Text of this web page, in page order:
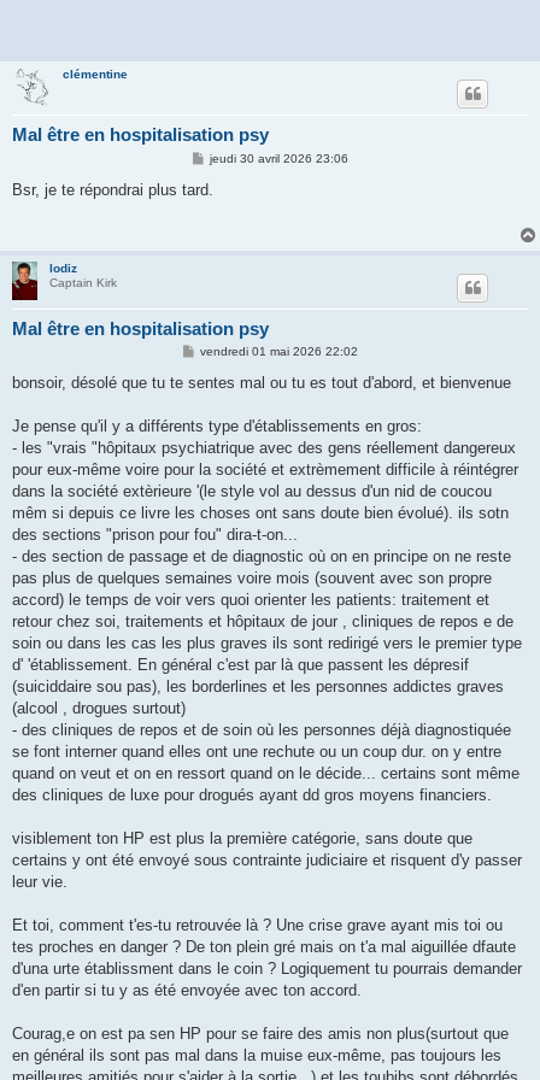
clémentine
Mal être en hospitalisation psy
M
s
jeudi 30 avril 2026 23:06
Bsr, je te répondrai plus tard.
lodiz
Captain Kirk
Mal être en hospitalisation psy
M
s
g
vendredi 01 mai 2026 22:02
bonsoir, désolé que tu te sentes mal ou tu es tout d'abord, et bienvenue
Je pense qu'il y a différents type d'établissements en gros:
- les "vrais "hôpitaux psychiatrique avec des gens réellement dangereux
pour eux-même voire pour la société et extrèmement difficile à réintégrer
dans la société extèrieure '(le style vol au dessus d'un nid de coucou
mêm si depuis ce livre les choses ont sans doute bien évolué). ils sotn
des sections "prison pour fou" dira-t-on...
- des section de passage et de diagnostic où on en principe on ne reste
pas plus de quelques semaines voire mois (souvent avec son propre
accord) le temps de voir vers quoi orienter les patients: traitement et
retour chez soi, traitements et hôpitaux de jour , cliniques de repos e de
soin ou dans les cas les plus graves ils sont redirigé vers le premier type
d' 'établissement. En général c'est par là que passent les dépresif
(suiciddaire sou pas), les borderlines et les personnes addictes graves
(alcool , drogues surtout)
- des cliniques de repos et de soin où les personnes déjà diagnostiquée
se font interner quand elles ont une rechute ou un coup dur. on y entre
quand on veut et on en ressort quand on le décide... certains sont même
des cliniques de luxe pour drogués ayant dd gros moyens financiers.
visiblement ton HP est plus la première catégorie, sans doute que
certains y ont été envoyé sous contrainte judiciaire et risquent d'y passer
leur vie.
Et toi, comment t'es-tu retrouvée là ? Une crise grave ayant mis toi ou
tes proches en danger ? De ton plein gré mais on t'a mal aiguillée dfaute
d'una urte établissment dans le coin ? Logiquement tu pourrais demander
d'en partir si tu y as été envoyée avec ton accord.
Courag,e on est pa sen HP pour se faire des amis non plus(surtout que
en général ils sont pas mal dans la muise eux-même, pas toujours les